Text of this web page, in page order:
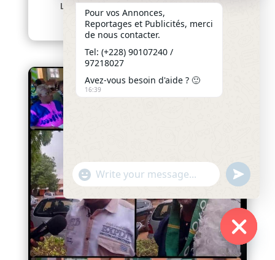
L’article intitulé « Journée...
lire plus
Hide
Pour vos Annonces,
Reportages et Publicités, merci
de nous contacter.
Tel: (+228) 90107240 /
97218027
Avez-vous besoin d'aide ? 🙂
16:39
"+chaty_settings.lang.emoji_picker+"
WhatsApp
undefined